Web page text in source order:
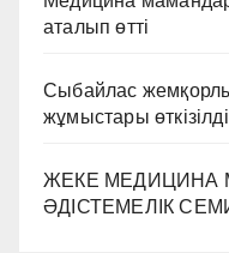
аталып өтті
Сыбайлас
жұмыстары өткізілді
ЖЕКЕ МЕДИЦИНА
ӘДІСТЕМЕЛІК